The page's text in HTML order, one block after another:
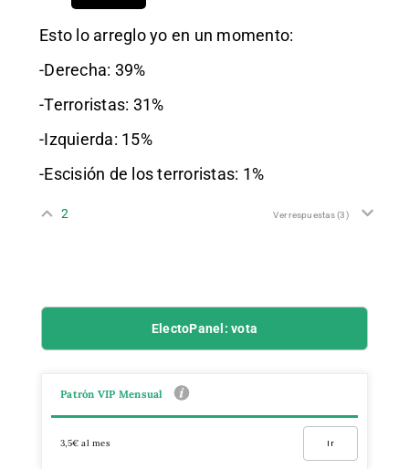
Esto lo arreglo yo en un momento:
-Derecha: 39%
-Terroristas: 31%
-Izquierda: 15%
-Escisión de los terroristas: 1%
2 Ver respuestas(3)
ElectoPanel: vota
Patrón VIP Mensual
3,5€ al mes Ir